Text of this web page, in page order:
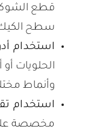
قطع
سطح
استخدام
الحلويات
وأنماط
استخدام
مخصصة